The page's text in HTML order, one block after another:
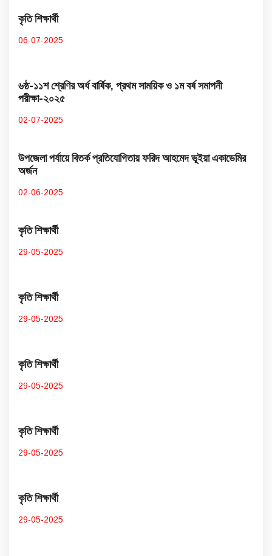
কৃতি শিক্ষার্থী
06-07-2025
৬ষ্ঠ-১১শ শ্রেণির অর্ধ বার্ষিক, প্রথম সাময়িক ও ১ম বর্ষ সমাপনী
পরীক্ষা-২০২৫
02-07-2025
উপজেলা পর্যায়ে বিতর্ক প্রতিযোগিতায় ফরিদ আহমেদ ভূইয়া একাডেমির
অর্জন
02-06-2025
কৃতি শিক্ষার্থী
29-05-2025
কৃতি শিক্ষার্থী
29-05-2025
কৃতি শিক্ষার্থী
29-05-2025
কৃতি শিক্ষার্থী
29-05-2025
কৃতি শিক্ষার্থী
29-05-2025